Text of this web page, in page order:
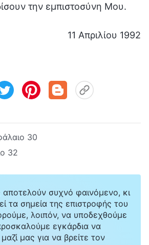
την εμπιστοσύνη Μου.
11 Απριλίου 1992
30
32
συχνό φαινόμενο, κι
τα σημεία της επιστροφής του
λοιπόν, να υποδεχθούμε
εγκάρδια να
μας για να βρείτε τον